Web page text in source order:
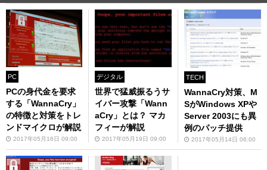
PC
PCの身代金を要求
する「WannaCry」
の特徴と対策をトレ
ンドマイクロが解説
2017年05月16日 09:00
デジタル
世界で猛威振るうサ
イバー攻撃「Wann
aCry」とは？ マカ
フィーが解説
2017年05月19日 09:00
TECH
WannaCry対策、M
SがWindows XPや
Server 2003にも異
例のパッチ提供
2017年05月14日 06:00